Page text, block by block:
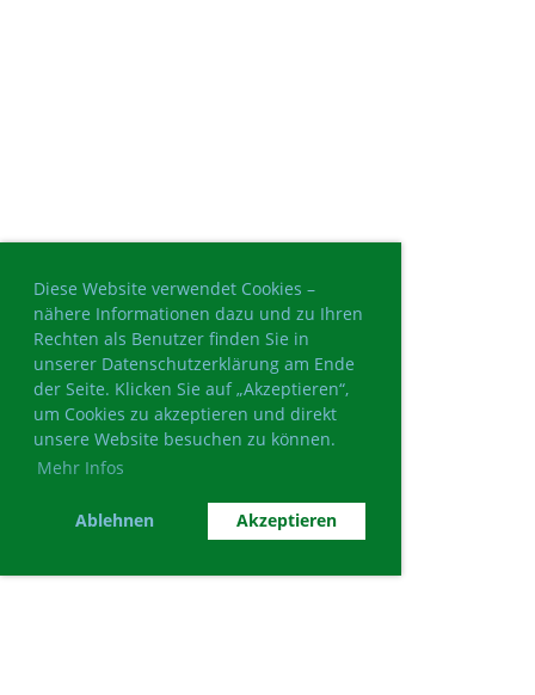
Diese Website verwendet Cookies –
nähere Informationen dazu und zu Ihren
Rechten als Benutzer finden Sie in
unserer Datenschutzerklärung am Ende
der Seite. Klicken Sie auf „Akzeptieren“,
um Cookies zu akzeptieren und direkt
unsere Website besuchen zu können.
Mehr Infos
Ablehnen Akzeptieren